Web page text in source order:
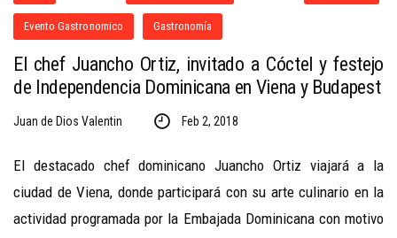
Evento Gastronomico Gastronomía
El chef Juancho Ortiz, invitado a Cóctel y festejo
de Independencia Dominicana en Viena y Budapest
Juan de Dios Valentin Feb 2, 2018
El destacado chef dominicano Juancho Ortiz viajará a la
ciudad de Viena, donde participará con su arte culinario en la
actividad programada por la Embajada Dominicana con motivo